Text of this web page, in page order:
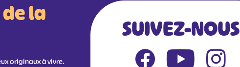
la
originaux à vivre.
SUIVEZ-NOUS